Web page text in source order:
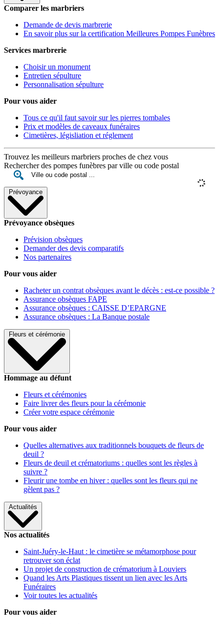
Comparer les marbriers
Demande de devis marbrerie
En savoir plus sur la certification Meilleures Pompes Funèbres
Services marbrerie
Choisir un monument
Entretien sépulture
Personnalisation sépulture
Pour vous aider
Tous ce qu'il faut savoir sur les pierres tombales
Prix et modèles de caveaux funéraires
Cimetières, législiation et réglement
Trouvez les meilleurs marbriers proches de chez vous
Rechercher des pompes funèbres par ville ou code postal
Prévoyance
Prévoyance obsèques
Prévision obsèques
Demander des devis comparatifs
Nos partenaires
Pour vous aider
Racheter un contrat obsèques avant le décès : est-ce possible ?
Assurance obsèques FAPE
Assurance obsèques : CAISSE D’EPARGNE
Assurance obsèques : La Banque postale
Fleurs et cérémonie
Hommage au défunt
Fleurs et cérémonies
Faire livrer des fleurs pour la cérémonie
Créer votre espace cérémonie
Pour vous aider
Quelles alternatives aux traditionnels bouquets de fleurs de
deuil ?
Fleurs de deuil et crématoriums : quelles sont les règles à
suivre ?
Fleurir une tombe en hiver : quelles sont les fleurs qui ne
gèlent pas ?
Actualités
Nos actualités
Saint-Juéry-le-Haut : le cimetière se métamorphose pour
retrouver son éclat
Un projet de construction de crématorium à Louviers
Quand les Arts Plastiques tissent un lien avec les Arts
Funéraires
Voir toutes les actualités
Pour vous aider